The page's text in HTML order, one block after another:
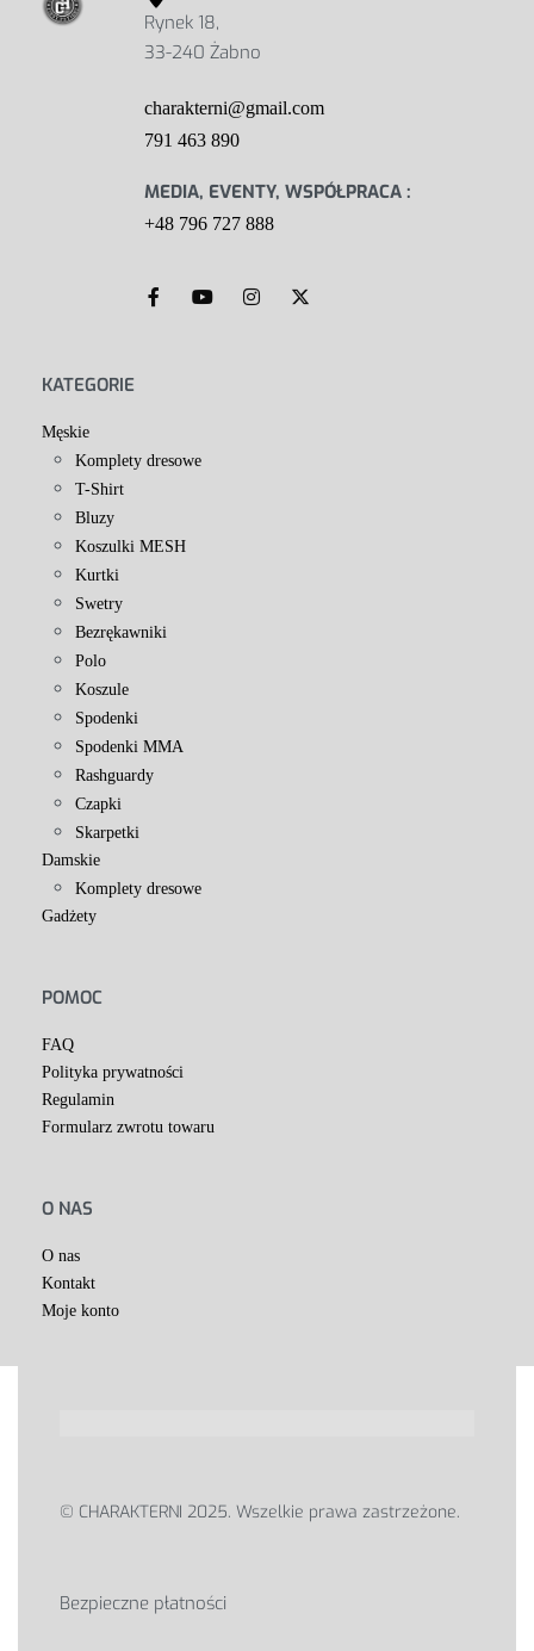
Rynek 18,
33-240 Żabno
charakterni@gmail.com
791 463 890
MEDIA, EVENTY, WSPÓŁPRACA :
+48 796 727 888
KATEGORIE
Męskie
Komplety dresowe
T-Shirt
Bluzy
Koszulki MESH
Kurtki
Swetry
Bezrękawniki
Polo
Koszule
Spodenki
Spodenki MMA
Rashguardy
Czapki
Skarpetki
Damskie
Komplety dresowe
Gadżety
POMOC
FAQ
Polityka prywatności
Regulamin
Formularz zwrotu towaru
O NAS
O nas
Kontakt
Moje konto
© CHARAKTERNI 2025. Wszelkie prawa zastrzeżone.
Bezpieczne płatności